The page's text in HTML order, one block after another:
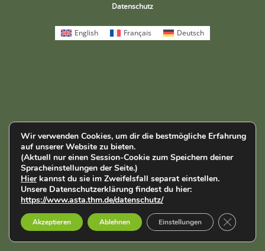
Datenschutz
Wir verwenden Cookies, um dir die bestmögliche Erfahrung
auf unserer Website zu bieten.
(Aktuell nur einen Session-Cookie zum Speichern deiner
Spracheinstellungen der Seite.)
Hierkannst du sie im Zweifelsfall separat einstellen.
Unsere Datenschutzerklärung findest du hier:
https://www.asta.thm.de/datenschutz/
Akzeptieren Ablehnen Einstellungen GDPR
English Français Deutsch